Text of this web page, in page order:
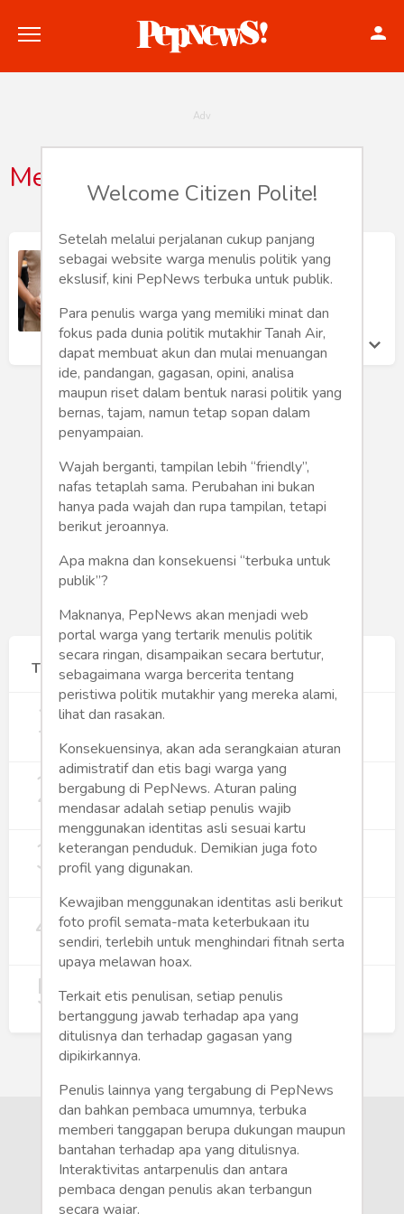
Konstitusi
Hankam
Internasional
Bisnis
Humaniora
Tekno
Gaya
Wisata
Wanita
Mencegahstretchmark
Tips Mencegah Stretch Mark Sejak
Awal Kehamilan
Senin 21 Oct, 2024
Terpopuler
1 Gerakan Sehat Berbasis Pesantren:
Pengabdian Masyarakat Prodi Spesialis
Keperawatan Medikal Bedah UNIMUS di
Pondok Pesantren Putra UNIMUS
Semarang
355
2 MBG dan Perannya dalam Perluasan
Lapangan Kerja
274
3 Digitalisasi Koperasi Merah Putih Buka
Peluang Ekonomi Baru di Desa
4 Rumah Subsidi dan Upaya Negara
Wujudkan Hunian Inklusif
244
5 Perluas Distribusi Manfaat APBN
217
Welcome Citizen Polite!
Setelah melalui perjalanan cukup panjang
sebagai website warga menulis politik yang
ekslusif, kini PepNews terbuka untuk publik.
Para penulis warga yang memiliki minat dan
fokus pada dunia politik mutakhir Tanah Air,
dapat membuat akun dan mulai menuangan
ide, pandangan, gagasan, opini, analisa
maupun riset dalam bentuk narasi politik yang
bernas, tajam, namun tetap sopan dalam
penyampaian.
Wajah berganti, tampilan lebih “friendly”,
nafas tetaplah sama. Perubahan ini bukan
hanya pada wajah dan rupa tampilan, tetapi
berikut jeroannya.
Apa makna dan konsekuensi “terbuka untuk
publik”?
Maknanya, PepNews akan menjadi web
portal warga yang tertarik menulis politik
secara ringan, disampaikan secara bertutur,
sebagaimana warga bercerita tentang
peristiwa politik mutakhir yang mereka alami,
lihat dan rasakan.
Konsekuensinya, akan ada serangkaian aturan
adimistratif dan etis bagi warga yang
bergabung di PepNews. Aturan paling
mendasar adalah setiap penulis wajib
menggunakan identitas asli sesuai kartu
keterangan penduduk. Demikian juga foto
profil yang digunakan.
Kewajiban menggunakan identitas asli berikut
foto profil semata-mata keterbukaan itu
sendiri, terlebih untuk menghindari fitnah serta
upaya melawan hoax.
Terkait etis penulisan, setiap penulis
bertanggung jawab terhadap apa yang
ditulisnya dan terhadap gagasan yang
dipikirkannya.
Penulis lainnya yang tergabung di PepNews
dan bahkan pembaca umumnya, terbuka
memberi tanggapan berupa dukungan maupun
bantahan terhadap apa yang ditulisnya.
Interaktivitas antarpenulis dan antara
pembaca dengan penulis akan terbangun
secara wajar.